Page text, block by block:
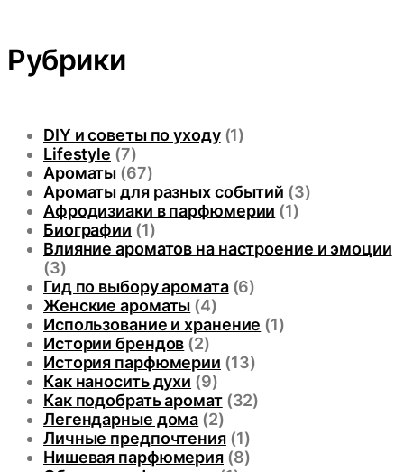
Рубрики
DIY и советы по уходу(1)
Lifestyle (7)
Ароматы (67)
Ароматы для разных событий (3)
Афродизиаки в парфюмерии (1)
Биографии (1)
Влияние ароматов на настроение и эмоции
(3)
Гид по выбору аромата(6)
Женские ароматы (4)
Использование и хранение (1)
Истории брендов (2)
История парфюмерии (13)
Как наносить духи (9)
Как подобрать аромат(32)
Легендарные дома (2)
Личные предпочтения(1)
Нишевая парфюмерия(8)